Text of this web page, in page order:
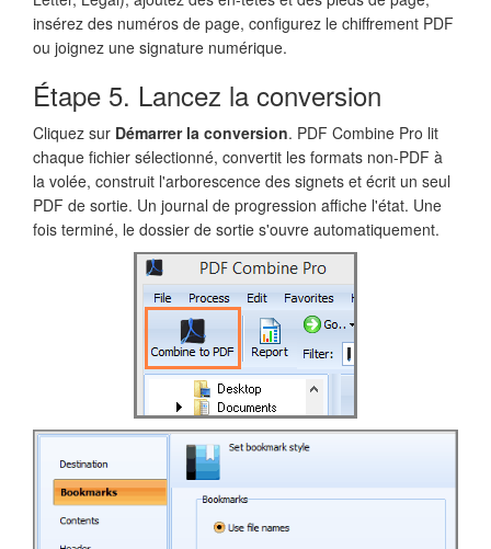
insérez des numéros de page, configurez le chiffrement PDF
ou joignez une signature numérique.
Étape 5. Lancez la conversion
Cliquez sur Démarrer la conversion. PDF Combine Pro lit
chaque fichier sélectionné, convertit les formats non-PDF à
la volée, construit l'arborescence des signets et écrit un seul
PDF de sortie. Un journal de progression affiche l'état. Une
fois terminé, le dossier de sortie s'ouvre automatiquement.